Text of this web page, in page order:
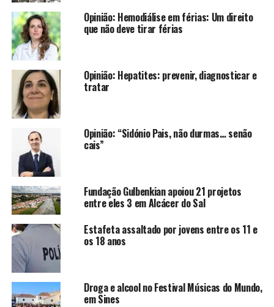
Opinião: Hemodiálise em férias: Um direito
que não deve tirar férias
Opinião: Hepatites: prevenir, diagnosticar e
tratar
Opinião: “Sidónio Pais, não durmas… senão
cais”
Fundação Gulbenkian apoiou 21 projetos
entre eles 3 em Alcácer do Sal
Estafeta assaltado por jovens entre os 11 e
os 18 anos
Droga e alcool no Festival Músicas do Mundo,
em Sines